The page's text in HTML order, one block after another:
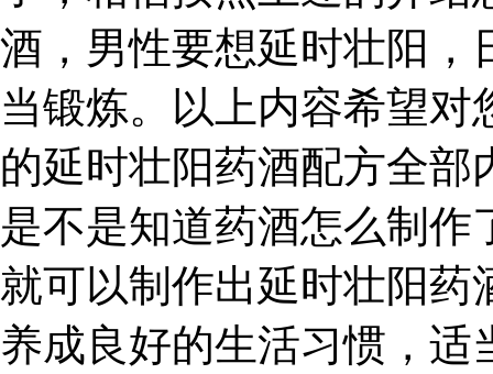
酒，男性要想延时壮阳，
当锻炼。以上内容希望
的延时壮阳药酒配方全
是不是知道药酒怎么制
就可以制作出延时壮阳药
养成良好的生活习惯，